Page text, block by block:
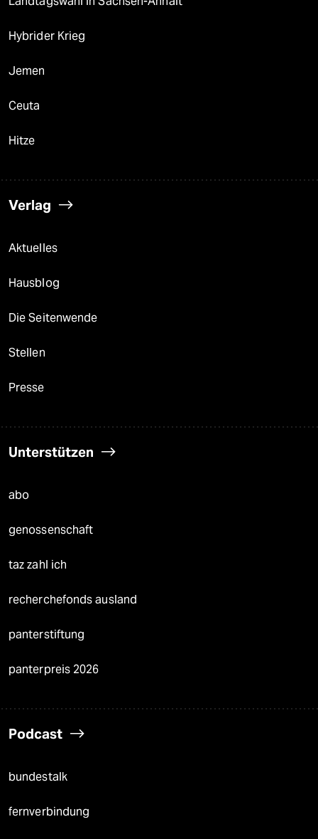
Hybrider Krieg
Jemen
Ceuta
Hitze
Verlag
Aktuelles
Hausblog
Die Seitenwende
Stellen
Presse
Unterstützen
abo
genossenschaft
taz zahl ich
recherchefonds ausland
panterstiftung
panterpreis 2026
Podcast
bundestalk
fernverbindung